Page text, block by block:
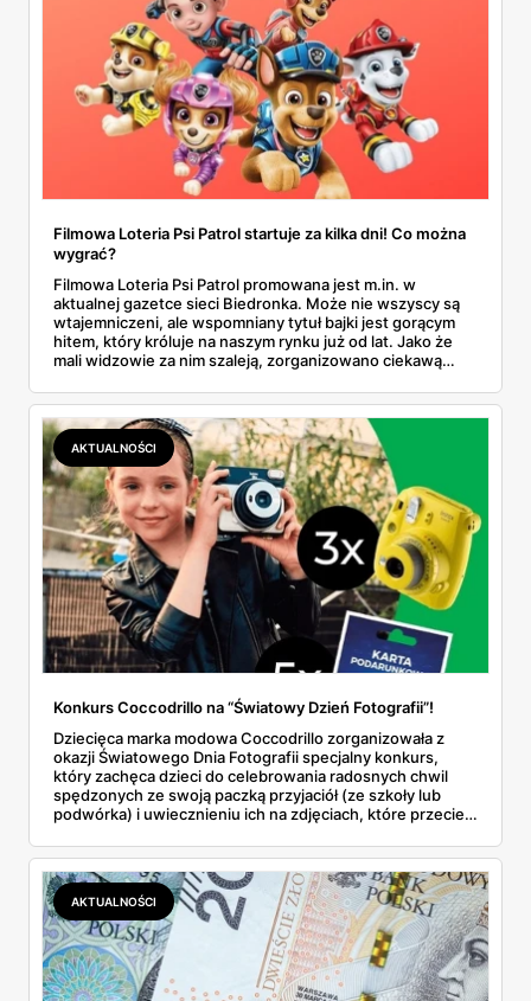
Filmowa Loteria Psi Patrol startuje za kilka dni! Co można
wygrać?
Filmowa Loteria Psi Patrol promowana jest m.in. w
aktualnej gazetce sieci Biedronka. Może nie wszyscy są
wtajemniczeni, ale wspomniany tytuł bajki jest gorącym
hitem, który króluje na naszym rynku już od lat. Jako że
mali widzowie za nim szaleją, zorganizowano ciekawą
AKTUALNOŚCI
Konkurs Coccodrillo na “Światowy Dzień Fotografii”!
Dziecięca marka modowa Coccodrillo zorganizowała z
okazji Światowego Dnia Fotografii specjalny konkurs,
który zachęca dzieci do celebrowania radosnych chwil
spędzonych ze swoją paczką przyjaciół (ze szkoły lub
podwórka) i uwiecznieniu ich na zdjęciach, które przecież
AKTUALNOŚCI